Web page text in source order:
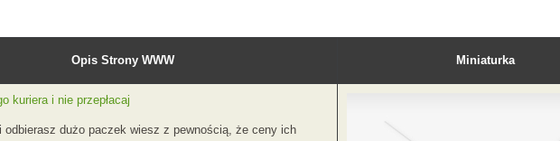
Opis Strony WWW Miniaturka
kuriera i nie przepłacaj
odbierasz dużo paczek wiesz z pewnością, że ceny ich